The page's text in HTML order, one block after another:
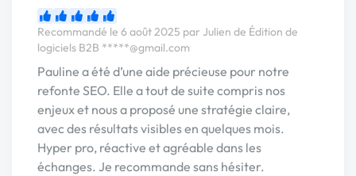
Recommandé le 6 août 2025 par Julien de Édition de
logiciels B2B *****@gmail.com
Pauline a été d’une aide précieuse pour notre
refonte SEO. Elle a tout de suite compris nos
enjeux et nous a proposé une stratégie claire,
avec des résultats visibles en quelques mois.
Hyper pro, réactive et agréable dans les
échanges. Je recommande sans hésiter.